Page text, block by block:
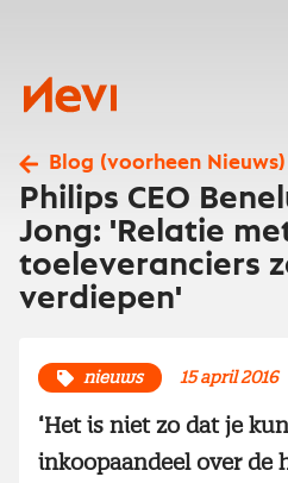
Nevi
Blog (voorheen Nieuws)
Philips CEO
Jong: 'Relatie
toeleveranciers
verdiepen'
nieuws 15 april 2016
‘Het is niet zo dat je
inkoopaandeel over de